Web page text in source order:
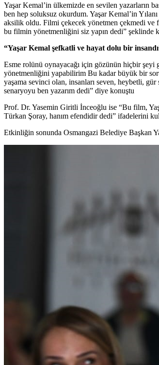
Yaşar Kemal’in ülkemizde en sevilen yazarların
ben hep soluksuz okurdum. Yaşar Kemal’in
aksilik oldu. Filmi çekecek yönetmen çekmedi ve
bu filmin yönetmenliğini siz yapın dedi” şeklinde
“Yaşar Kemal şefkatli ve hayat dolu bir
Esme rolünü oynayacağı için gözünün hiçbir şeyi
yönetmenliğini yapabilirim Bu kadar büyük bir
yaşama sevinci olan, insanları seven, heybetli,
senaryoyu ben yazarım dedi” diye konuştu
Prof. Dr. Yasemin Giritli İnceoğlu ise “Bu film,
Türkan Şoray, hanım efendidir dedi” ifadelerini
Etkinliğin sonunda Osmangazi Belediye Başkan